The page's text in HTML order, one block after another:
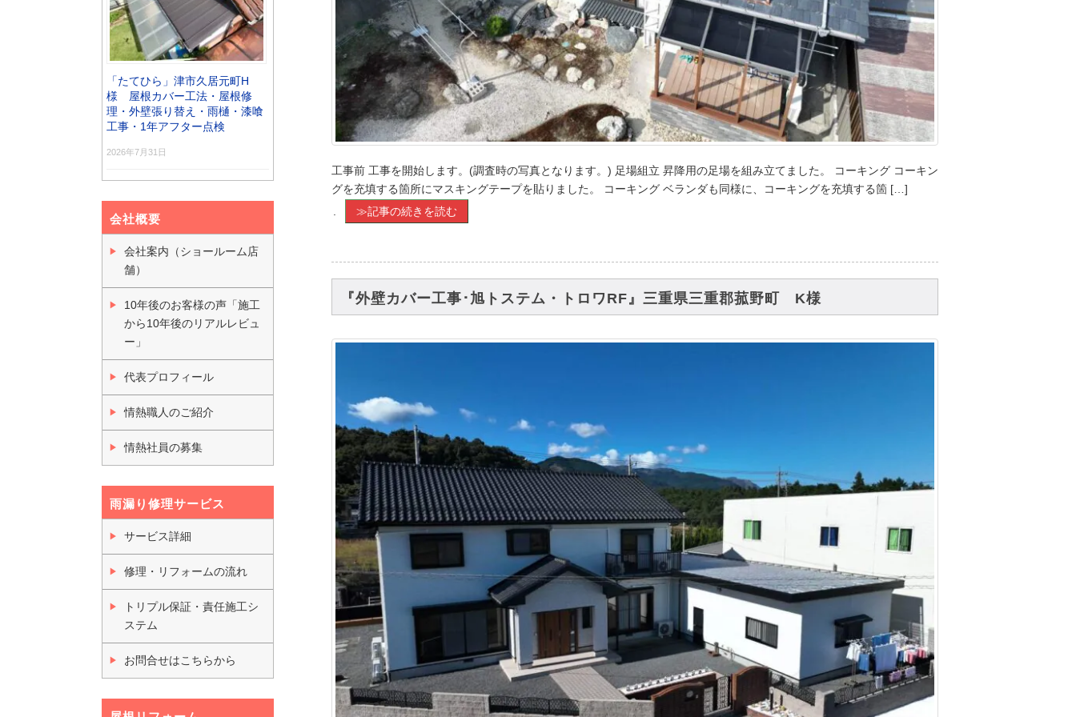
工事前 工事を開始します。(調査時の写真となります。) 足場組立 昇降用の足場を組み立てました。 コーキング コーキン
グを充填する箇所にマスキングテープを貼りました。 コーキング ベランダも同様に、コーキングを充填する箇 […]
≫記事の続きを読む
『外壁カバー工事･旭トステム・トロワRF』三重県三重郡菰野町 K様
「たてひら」津市久居元町H
様 屋根カバー工法・屋根修
理・外壁張り替え・雨樋・漆喰
工事・1年アフター点検
2026年7月31日
会社概要
会社案内（ショールーム店
舗）
10年後のお客様の声「施工
から10年後のリアルレビュ
ー」
代表プロフィール
情熱職人のご紹介
情熱社員の募集
雨漏り修理サービス
サービス詳細
修理・リフォームの流れ
トリプル保証・責任施工シ
ステム
お問合せはこちらから